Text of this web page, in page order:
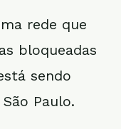
rede que
bloqueadas
sendo
Paulo.